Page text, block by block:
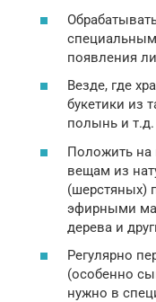
появления
Везде, где
букетики из
полынь и т.д.
Положить на
вещам из
(шерстяных)
эфирными
дерева и
Регулярно
(особенно
нужно в